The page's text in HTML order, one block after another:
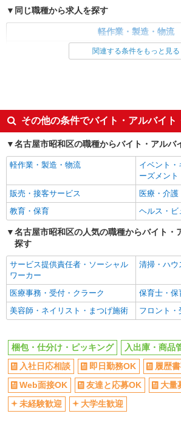
同じ職種から求人を探す
軽作業・製造・物流
梱包・仕分け・ピッキング
入出庫・
ミドル（40代～）活躍中
日払い
土日祝休み
短期（3ヶ
週1日勤務OK
週2～3日
オープニングスタッフ
扶養内勤務
交通費支給
社会保険あり
社員登用あ
関連する条件をもっと見る
その他の条件でバイト・アルバイト
名古屋市昭和区の職種からバイト・アルバ
軽作業・製造・物流
イベント・
ーズメント
販売・接客サービス
医療・介護
教育・保育
ヘルス・ビ
名古屋市昭和区の人気の職種からバイト・
探す
サービス提供責任者・ソーシャル
ワーカー
清掃・ハウ
医療事務・受付・クラーク
保育士・保
美容師・ネイリスト・まつげ施術
フロント・
梱包・仕分け・ピッキング
入出庫・商品
入社日応相談
即日勤務OK
履歴
Web面接OK
友達と応募OK
大量
未経験歓迎
大学生歓迎